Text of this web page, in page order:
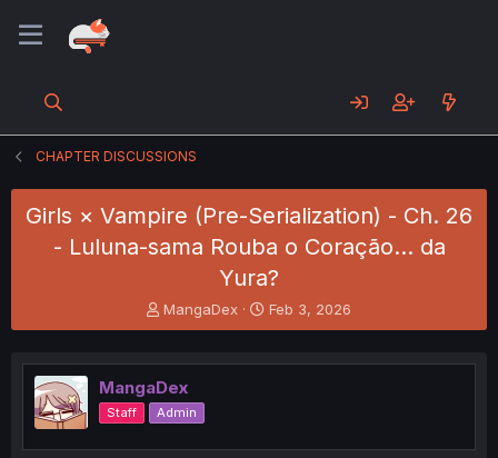
CHAPTER DISCUSSIONS
Girls × Vampire (Pre-Serialization) - Ch. 26
- Luluna-sama Rouba o Coração... da
Yura?
T
h
e
a
d
s
t
MangaDex
S
t
r
t
Feb 3, 2026
MangaDex
Staff Admin